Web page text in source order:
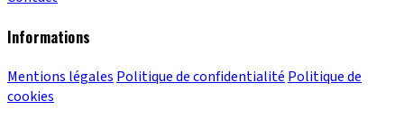
Informations
Mentions légales Politique de confidentialité Politique de
cookies